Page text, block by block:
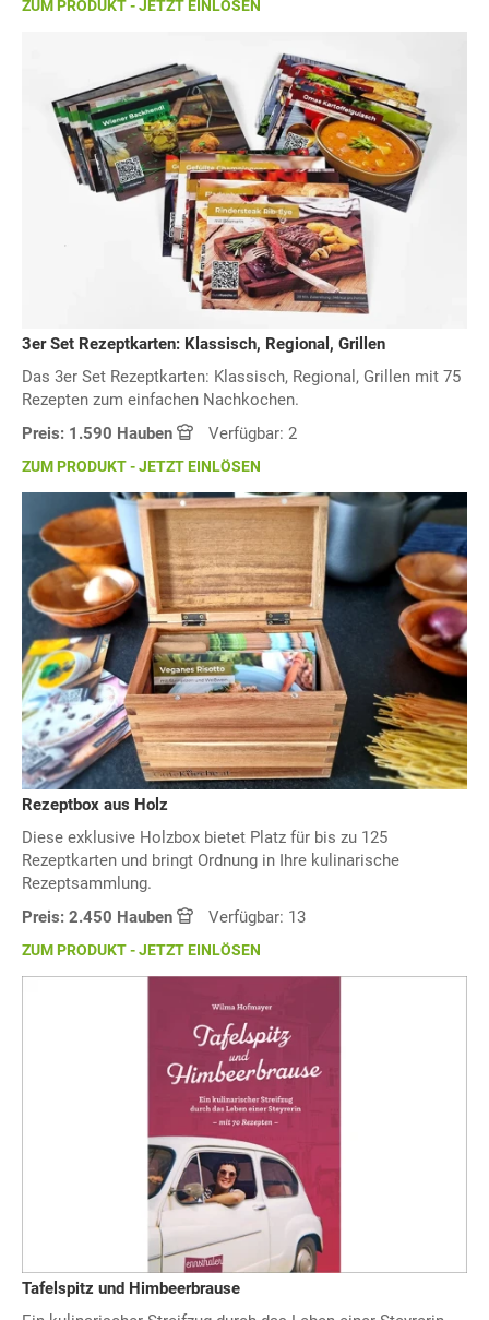
ZUM PRODUKT - JETZT EINLÖSEN
3er Set Rezeptkarten: Klassisch, Regional, Grillen
Das 3er Set Rezeptkarten: Klassisch, Regional, Grillen mit 75
Rezepten zum einfachen Nachkochen.
Preis: 1.590 Hauben
Verfügbar: 2
ZUM PRODUKT - JETZT EINLÖSEN
Rezeptbox aus Holz
Diese exklusive Holzbox bietet Platz für bis zu 125
Rezeptkarten und bringt Ordnung in Ihre kulinarische
Rezeptsammlung.
Preis: 2.450 Hauben
Verfügbar: 13
ZUM PRODUKT - JETZT EINLÖSEN
Tafelspitz und Himbeerbrause